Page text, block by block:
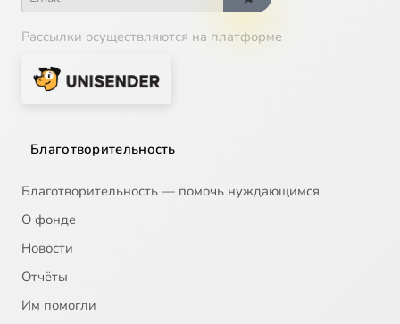
Рассылки осуществляются на платформе
Благотворительность
Благотворительность — помочь нуждающимся
О фонде
Новости
Отчёты
Им помогли